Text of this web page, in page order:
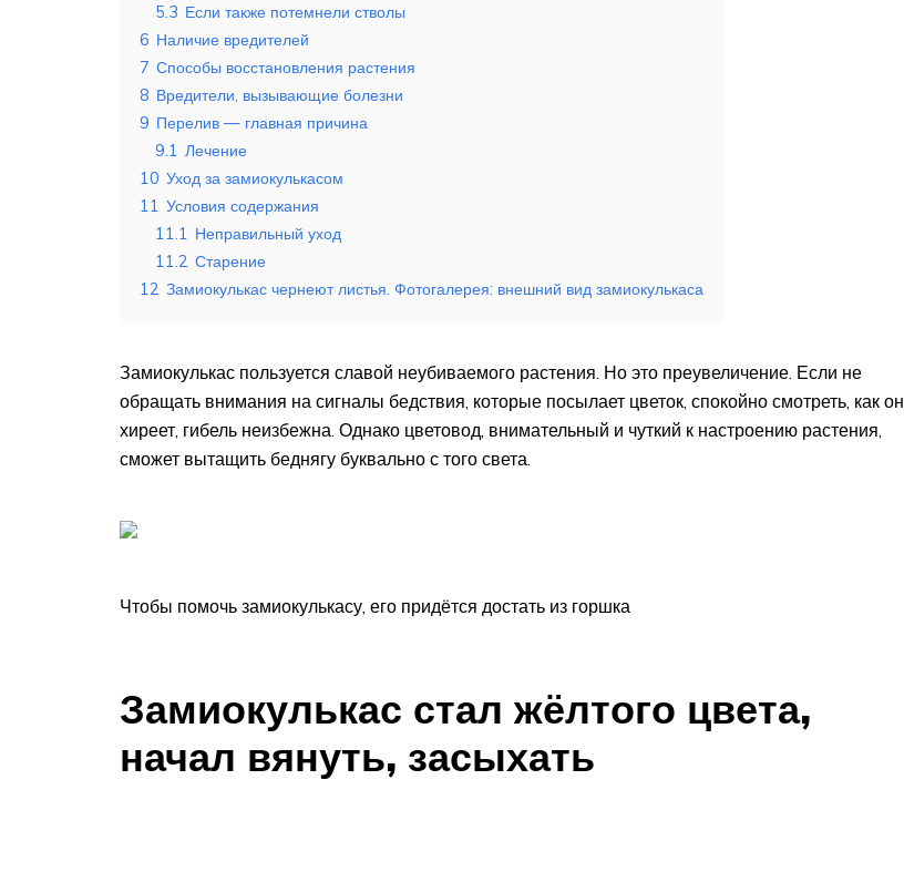
5.3 Если также потемнели стволы
6 Наличие вредителей
7 Способы восстановления растения
8 Вредители, вызывающие болезни
9 Перелив — главная причина
9.1
Лечение
10 Уход за замиокулькасом
11 Условия содержания
11.1
Неправильный уход
11.2 Старение
12 Замиокулькас чернеют листья. Фотогалерея: внешний вид замиокулькаса
Замиокулькас пользуется славой неубиваемого растения. Но это преувеличение. Если не
обращать внимания на сигналы бедствия, которые посылает цветок, спокойно смотреть, как он
хиреет, гибель неизбежна. Однако цветовод, внимательный и чуткий к настроению растения,
сможет вытащить беднягу буквально с того света.
Чтобы помочь замиокулькасу, его придётся достать из горшка
Замиокулькас стал жёлтого цвета,
начал вянуть, засыхать